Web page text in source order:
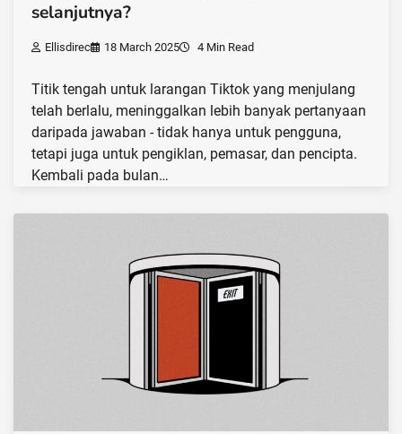
selanjutnya?
Ellisdirec 18 March 2025 4 Min Read
Titik tengah untuk larangan Tiktok yang menjulang
telah berlalu, meninggalkan lebih banyak pertanyaan
daripada jawaban - tidak hanya untuk pengguna,
tetapi juga untuk pengiklan, pemasar, dan pencipta.
Kembali pada bulan…